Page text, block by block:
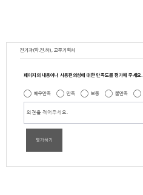
전기과(학.전.하), 교무기획처
페이지의 내용이나 사용편의성에 대한 만족도를 평가해 주세요.
매우만족 만족 보통 불만족
평가하기